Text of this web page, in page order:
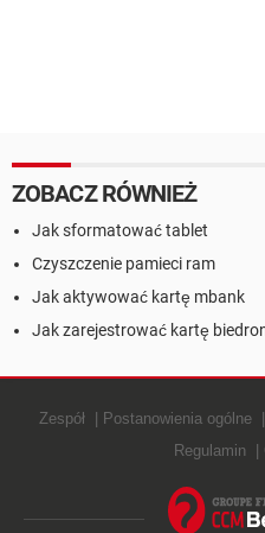
ZOBACZ RÓWNIEŻ
Jak sformatować tablet
Czyszczenie pamieci ram
Jak aktywować kartę mbank
Jak zarejestrować kartę
Zespół Postanowienia ogólne
Regulamin